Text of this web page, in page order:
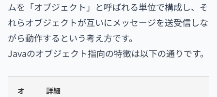
ムを「オブジェクト」と呼ばれる単位で構成し、そ
れらオブジェクトが互いにメッセージを送受信しな
がら動作するという考え方です。
Javaのオブジェクト指向の特徴は以下の通りです。
オ
詳細